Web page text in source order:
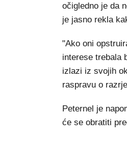
očigledno je da
je jasno rekla
"Ako oni
interese trebala
izlazi iz svojih
raspravu o
Peternel je
će se obratiti